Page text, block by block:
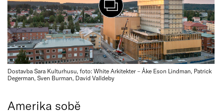
Dostavba Sara Kulturhusu, foto: White Arkitekter – Åke Eson Lindman, Patrick
Degerman, Sven Burman, David Valldeby
Amerika sobě